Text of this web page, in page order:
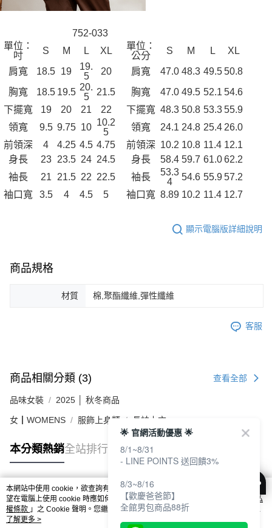
752-033
單位：
吋
S M L XL
單位：
公分
S M L
XL
肩寬
18.5 19
19.
5
20 肩寬 47.0 48.3 49.5 50.8
胸寬
18.5 19.5 20.
5
21.5 胸寬 47.0 49.5 52.1 54.6
下擺寬
19 20 21 22 下擺寬 48.3 50.8 53.3 55.9
領寬
9.5 9.75 10 10.2
5
領寬 24.1 24.8 25.4 26.0
前領深
4 4.25 4.5 4.75 前領深 10.2 10.8 11.4 12.1
身長
23 23.5 24 24.5 身長 58.4 59.7 61.0 62.2
袖長
21 21.5 22 22.5 袖長
53.3
4
54.6 55.9 57.2
袖口寬
3.5 4 4.5 5 袖口寬 8.89 10.2 11.4 12.7
顯示電腦版詳細說明
商品規格
材質 棉,聚酯纖維,彈性纖維
客服
商品相關分類 (3) 查看全部
品味女裝 2025 │ 秋冬商品
女┃WOMENS 服飾上身類 長袖上衣
本分類熱銷全站排行
熱門標籤
本網站中使用 cookie，欲查詢有關本網站使用 cookie 方式之詳情，及若您不希
望在電腦上使用 cookie 時應如何變更電腦的 cookie 設定，請參閱本網站「
隱私
權條款 」之 Cookie 聲明。您繼續使用本網站即表示您同意本公司得按本網站使
用條款之 Cookie 聲明使用 cookie。
了解更多 >
🌟 官網活動優惠 🌟
8/1~8/31
- LINE POINTS 送回饋3%
8/3~8/16
【歡慶爸爸節】
全館男包商品88折